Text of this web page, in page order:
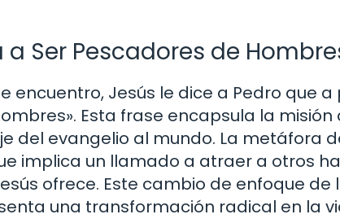
a Ser Pescadores de
encuentro, Jesús le dice a Pedro que
Esta frase encapsula la
del evangelio al mundo. La metáfora
implica un llamado a atraer a otros
ofrece. Este cambio de enfoque
una transformación radical en la